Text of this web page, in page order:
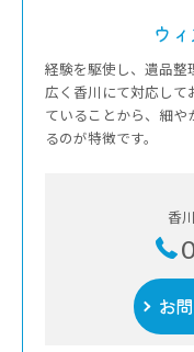
ウ
経験を駆使し、遺品
広く香川にて対応して
ていることから、細
るのが特徴です。
香
お